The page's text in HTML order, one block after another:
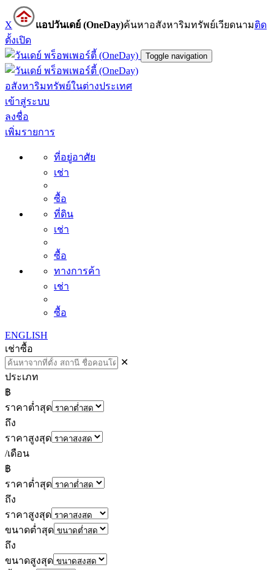
X แอปวันเดย์ (OneDay)ค้นหาอสังหาริมทรัพย์เวียดนามติด
ตั้งเปิด
Toggle navigation
อสังหาริมทรัพย์ในต่างประเทศ
เข้าสู่ระบบ
ลงชื่อ
เพิ่มรายการ
ที่อยู่อาศัย
เช่า
ซื้อ
ที่ดิน
เช่า
ซื้อ
ทางการค้า
เช่า
ซื้อ
ENGLISH
เช่าซื้อ
✕
ประเภท
฿
ราคาต่ำสุด
ถึง
ราคาสูงสุด
/เดือน
฿
ราคาต่ำสุด
ถึง
ราคาสูงสุด
ขนาดต่ำสุด
ถึง
ขนาดสูงสุด